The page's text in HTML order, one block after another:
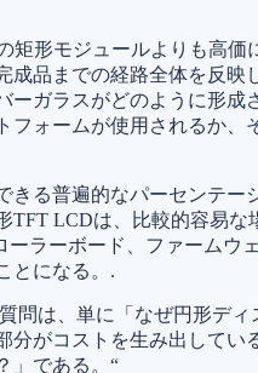
矩形モジュールよりも高
成品までの経路全体を反
ーガラスがどのように形
フォームが使用されるか
きる普遍的なパーセンテ
TFT LCDは、比較的容易
ーラーボード、ファーム
とになる。.
問は、単に「なぜ円形デ
分がコストを生み出して
」である。“